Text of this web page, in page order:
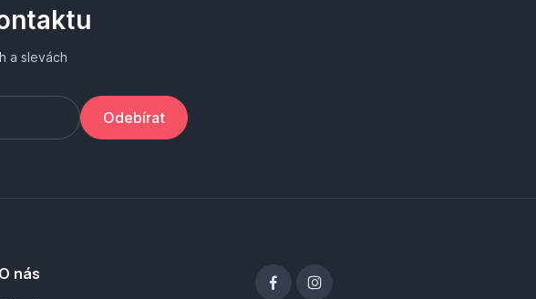
a slevách
Odebírat
O nás